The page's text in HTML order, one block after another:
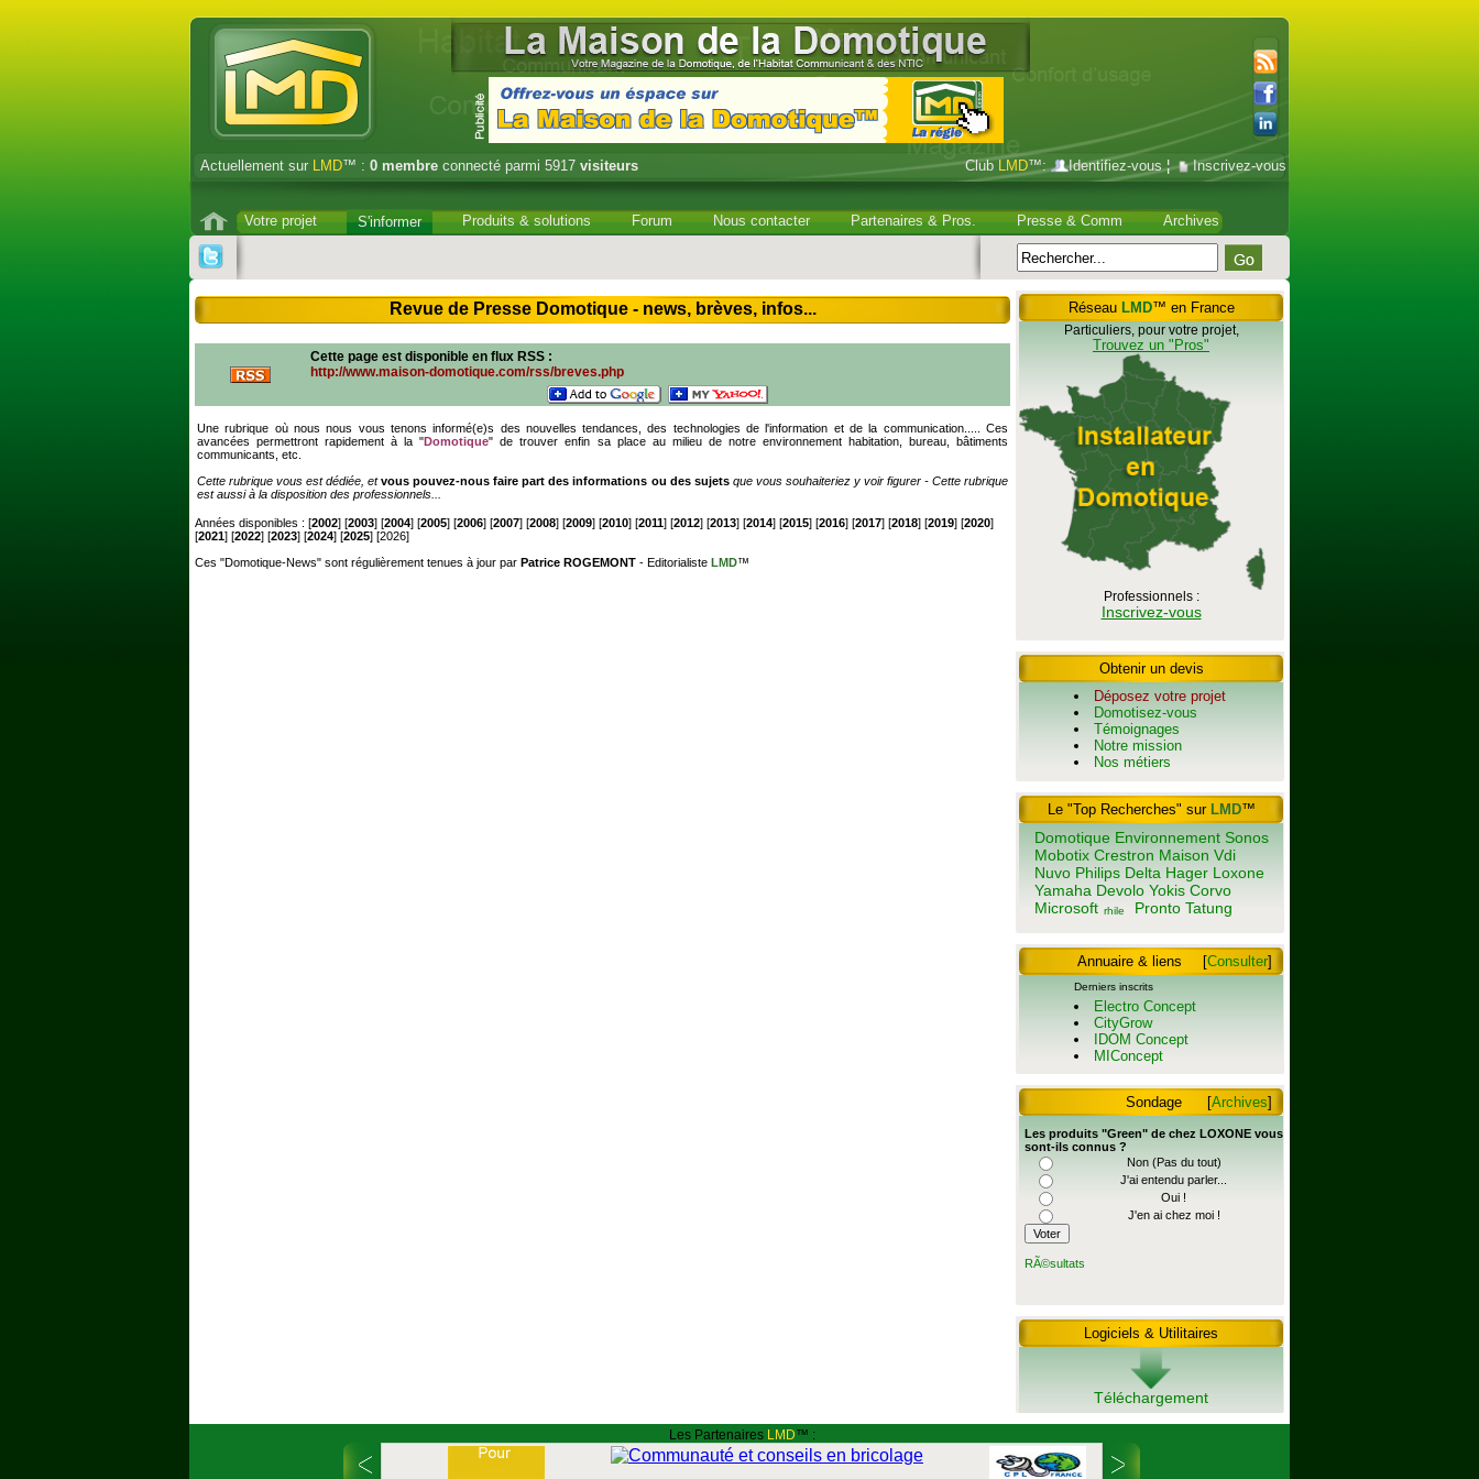
Actuellement sur LMD™ : 0 membre connecté parmi 5917 visiteurs Club LMD™: Identifiez-vous¦ Inscrivez-vous
Votre projet S'informer Produits & solutions Forum Nous contacter Partenaires & Pros. Presse & Comm Archives
Revue de Presse Domotique - news, brèves, infos...
Cette page est disponible en flux RSS :
http://www.maison-domotique.com/rss/breves.php
Une rubrique où nous nous vous tenons informé(e)s des nouvelles tendances, des technologies de l'information et de la communication..... Ces
avancées permettront rapidement à la "Domotique" de trouver enfin sa place au milieu de notre environnement habitation, bureau, bâtiments
communicants, etc.
Cette rubrique vous est dédiée, etvous pouvez-nous faire part des informations ou des sujetsque vous souhaiteriez y voir figurer - Cette rubrique
est aussi à la disposition des professionnels...
Années disponibles : [2002] [2003] [2004] [2005] [2006] [2007] [2008] [2009] [2010] [2011] [2012] [2013] [2014] [2015] [2016] [2017] [2018] [2019] [2020]
[2021] [2022] [2023] [2024] [2025] [2026]
Ces "Domotique-News" sont régulièrement tenues à jour par Patrice ROGEMONT - Editorialiste LMD™
Réseau LMD™ en France
Particuliers, pour votre projet,
Trouvez un "Pros"
Professionnels :
Inscrivez-vous
Obtenir un devis
Déposez votre projet
Domotisez-vous
Témoignages
Notre mission
Nos métiers
Le "Top Recherches" sur LMD™
Domotique Environnement Sonos
Mobotix Crestron Maison Vdi
Nuvo Philips Delta Hager Loxone
Yamaha Devolo Yokis Corvo
Microsoft rhile Pronto Tatung
Annuaire & liens [Consulter]
Derniers inscrits
Electro Concept
CityGrow
IDOM Concept
MIConcept
Sondage [Archives]
Les produits "Green" de chez LOXONE vous
sont-ils connus ?
Non (Pas du tout)
J'ai entendu parler...
Oui !
J'en ai chez moi !
RÃ©sultats
Logiciels & Utilitaires
Téléchargement
Les Partenaires LMD™ :